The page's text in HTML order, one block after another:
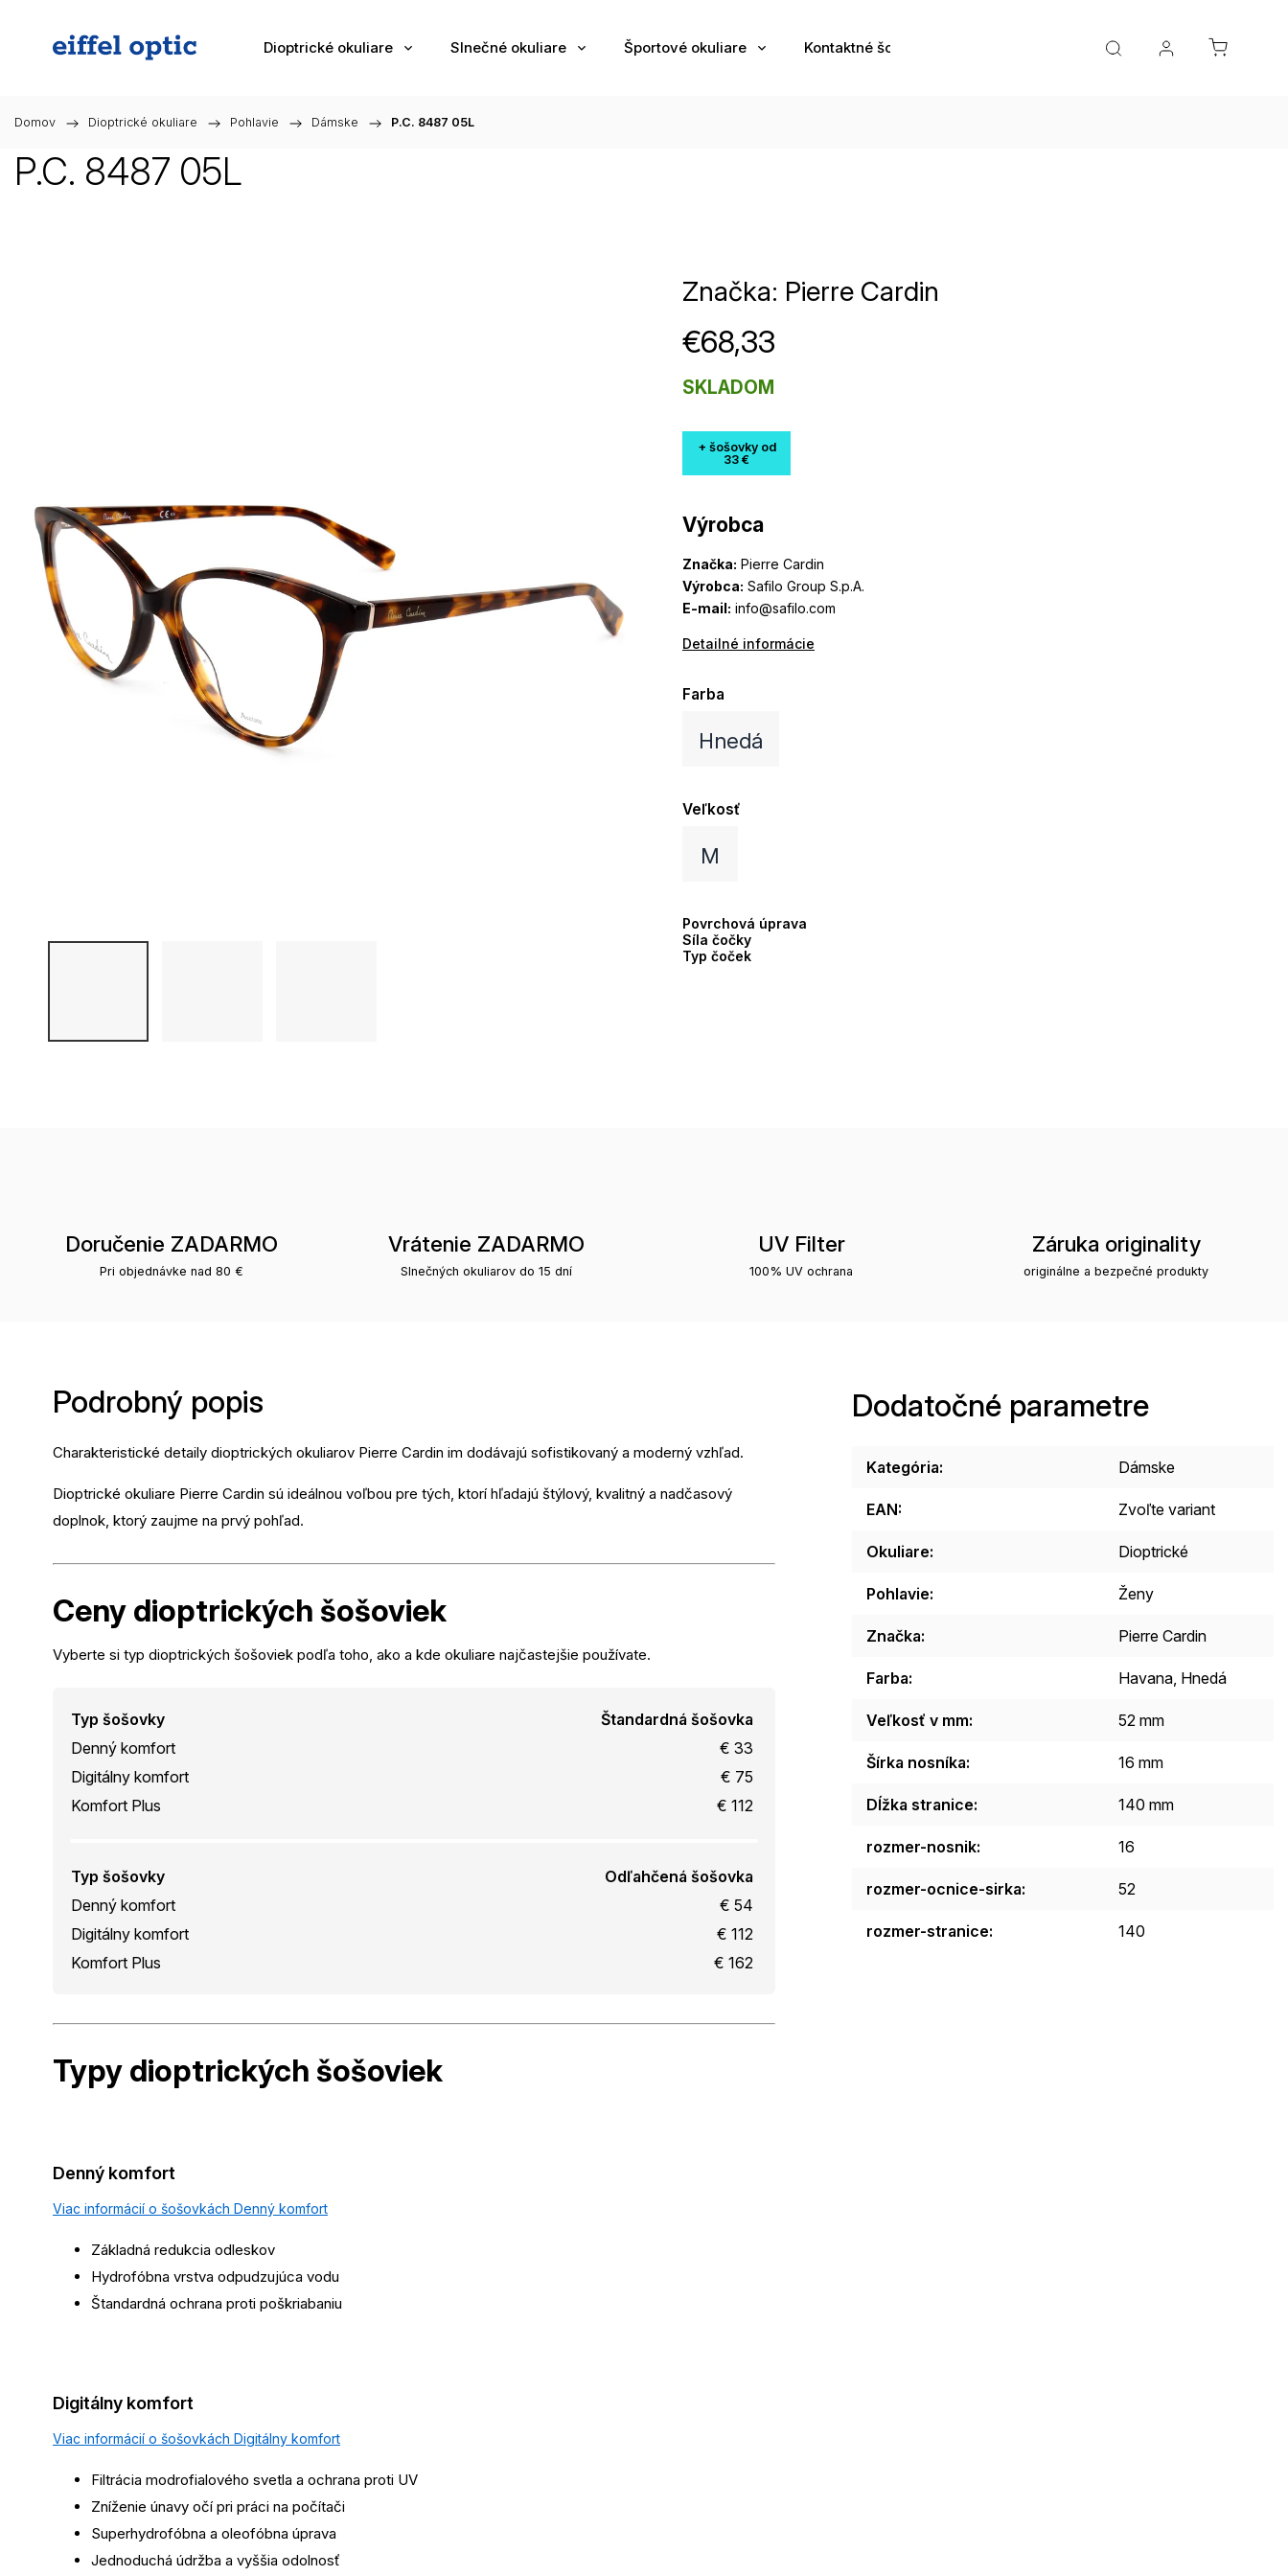
Dioptrické okuliare Slnečné okuliare Športové okuliare Kontaktné šošovky Roztoky a očné kvapky Doplnky
Domov / Dioptrické okuliare / Pohlavie / Dámske / P.C. 8487 05L
P.C. 8487 05L
Značka: Pierre Cardin
€68,33
Výrobca
Značka: Pierre Cardin
Výrobca: Safilo Group S.p.A.
E-mail: info@safilo.com
Detailné informácie
+ šošovky od
33 €
Farba
Hnedá
Veľkosť
M
Povrchová úprava
Síla čočky
Typ čoček
SKLADOM
Doručenie ZADARMO
Pri objednávke nad 80 €
Vrátenie ZADARMO
Slnečných okuliarov do 15 dní
UV Filter
100% UV ochrana
Záruka originality
originálne a bezpečné produkty
Podrobný popis
Charakteristické detaily dioptrických okuliarov Pierre Cardin im dodávajú sofistikovaný a moderný vzhľad.
Dioptrické okuliare Pierre Cardin sú ideálnou voľbou pre tých, ktorí hľadajú štýlový, kvalitný a nadčasový
doplnok, ktorý zaujme na prvý pohľad.
Ceny dioptrických šošoviek
Vyberte si typ dioptrických šošoviek podľa toho, ako a kde okuliare najčastejšie používate.
Typ šošovky
Štandardná šošovka
Denný komfort
€ 33
Digitálny komfort
€ 75
Komfort Plus
€ 112
Typ šošovky
Odľahčená šošovka
Denný komfort
€ 54
Digitálny komfort
€ 112
Komfort Plus
€ 162
Typy dioptrických šošoviek
Denný komfort
Viac informácií o šošovkách Denný komfort
Základná redukcia odleskov
Hydrofóbna vrstva odpudzujúca vodu
Štandardná ochrana proti poškriabaniu
Digitálny komfort
Viac informácií o šošovkách Digitálny komfort
Filtrácia modrofialového svetla a ochrana proti UV
Zníženie únavy očí pri práci na počítači
Superhydrofóbna a oleofóbna úprava
Jednoduchá údržba a vyššia odolnosť
Dodatočné parametre
Kategória: Dámske
EAN: Zvoľte variant
Okuliare: Dioptrické
Pohlavie: Ženy
Značka: Pierre Cardin
Farba: Havana, Hnedá
Veľkosť v mm: 52 mm
Šírka nosníka: 16 mm
Dĺžka stranice: 140 mm
rozmer-nosnik: 16
rozmer-ocnice-sirka: 52
rozmer-stranice: 140